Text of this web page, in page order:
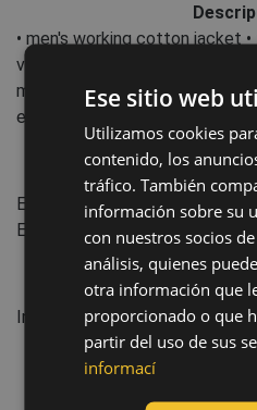
• men's working cotton jacket
velcro placket • 2 breast
multifunctional side pockets •
elbow parts and shoulders
EN ISO 13688
:2013
EN ISO 13688
:2013+A1:2021
Industria: Ingeniería,
Ese sitio web
Utilizamos cookies
contenido, los
tráfico. También
información sobre su
con nuestros socios
análisis, quienes
otra información que
proporcionado o que
partir del uso de sus
informací